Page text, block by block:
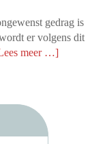
gedrag is
er volgens dit
meer …]